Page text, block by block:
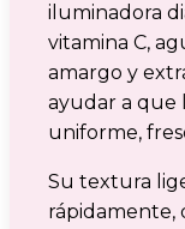
iluminadora
vitamina C,
amargo y
ayudar a que
uniforme,
Su textura
rápidamente,